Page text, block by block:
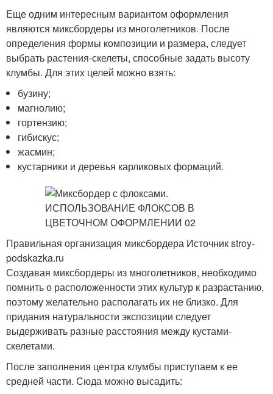
Еще одним интересным вариантом оформления
являются миксбордеры из многолетников. После
определения формы композиции и размера, следует
выбрать растения-скелеты, способные задать высоту
клумбы. Для этих целей можно взять:
бузину;
магнолию;
гортензию;
гибискус;
жасмин;
кустарники и деревья карликовых формаций.
Правильная организация миксбордера Источник stroy-
podskazka.ru
Создавая миксбордеры из многолетников, необходимо
помнить о расположенности этих культур к разрастанию,
поэтому желательно располагать их не близко. Для
придания натуральности экспозиции следует
выдерживать разные расстояния между кустами-
скелетами.
После заполнения центра клумбы приступаем к ее
средней части. Сюда можно высадить: